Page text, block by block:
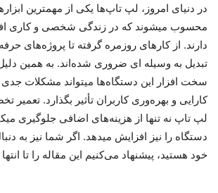
در دنیای امروز، لپ‌ تاپ‌ها یکی از مهمترین
محسوب میشوند که در زندگی شخصی و کاری
دارند. از کارهای روزمره گرفته تا پروژه‌های
تبدیل به وسیله‌ ای ضروری شده‌اند. به همین
سخت‌ افزار این دستگاه‌ها میتواند مشکلات جدی
کارایی و بهره‌وری کاربران تأثیر بگذارد.
لپ‌ تاپ نه تنها از هزینه‌های اضافی جلوگیری
دستگاه را نیز افزایش میدهد. اگر شما نیز به
خود هستید، پیشنهاد می‌کنیم این مقاله را تا